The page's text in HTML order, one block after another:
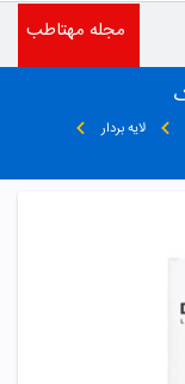
مجله مهتاطب
لایه بردار